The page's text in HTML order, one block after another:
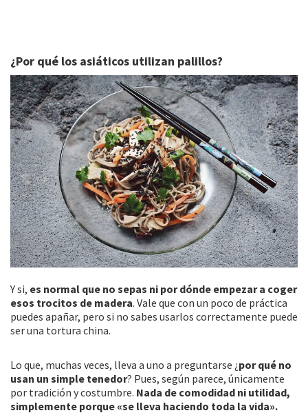
¿Por qué los asiáticos utilizan palillos?
Y si, es normal que no sepas ni por dónde empezar a coger
esos trocitos de madera. Vale que con un poco de práctica
puedes apañar, pero si no sabes usarlos correctamente puede
ser una tortura china.
Lo que, muchas veces, lleva a uno a preguntarse ¿por qué no
usan un simple tenedor? Pues, según parece, únicamente
por tradición y costumbre. Nada de comodidad ni utilidad,
simplemente porque «se lleva haciendo toda la vida».